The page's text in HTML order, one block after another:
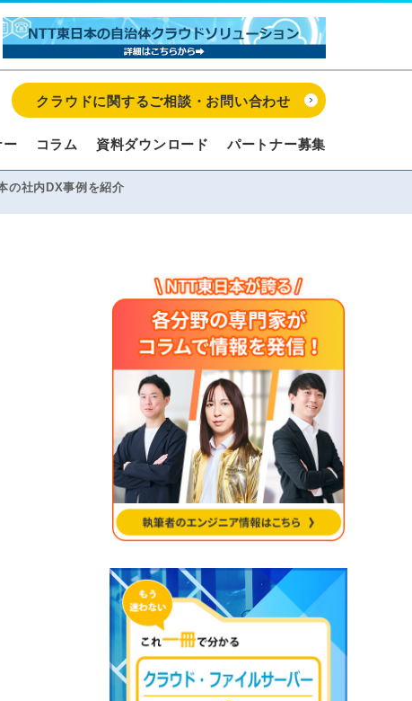
ー コラム 資料ダウンロード パートナー募集
クラウドに関するご相談・お問い合わせ
の社内DX事例を紹介